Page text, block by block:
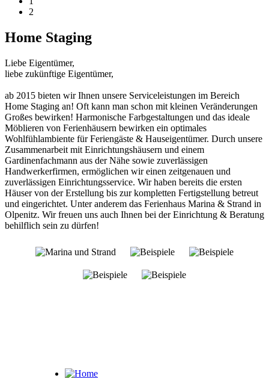
2
Home Staging
Liebe Eigentümer,
liebe zukünftige Eigentümer,
ab 2015 bieten wir Ihnen unsere Serviceleistungen im Bereich
Home Staging an! Oft kann man schon mit kleinen Veränderungen
Großes bewirken! Harmonische Farbgestaltungen und das ideale
Möblieren von Ferienhäusern bewirken ein optimales
Wohlfühlambiente für Feriengäste & Hauseigentümer. Durch unsere
Zusammenarbeit mit Einrichtungshäusern und einem
Gardinenfachmann aus der Nähe sowie zuverlässigen
Handwerkerfirmen, ermöglichen wir einen zeitgenauen und
zuverlässigen Einrichtungsservice. Wir haben bereits die ersten
Häuser von der Erstellung bis zur kompletten Fertigstellung betreut
und eingerichtet. Unter anderem das Ferienhaus Marina & Strand in
Olpenitz. Wir freuen uns auch Ihnen bei der Einrichtung & Beratung
behilflich sein zu dürfen!